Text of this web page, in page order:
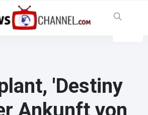
(12454)
'Destiny
Ankunft von